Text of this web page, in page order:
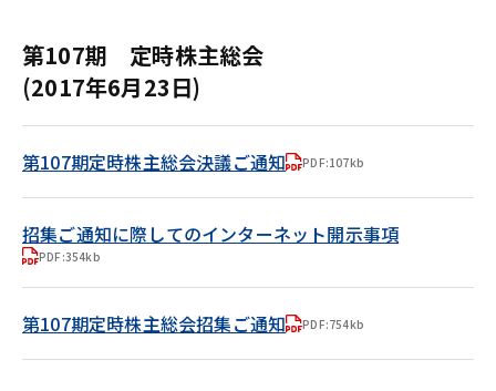
第107期 定時株主総会
(2017年6月23日)
第107期定時株主総会決議ご通知 PDF:107kb
招集ご通知に際してのインターネット開示事項
PDF:354kb
第107期定時株主総会招集ご通知 PDF:754kb